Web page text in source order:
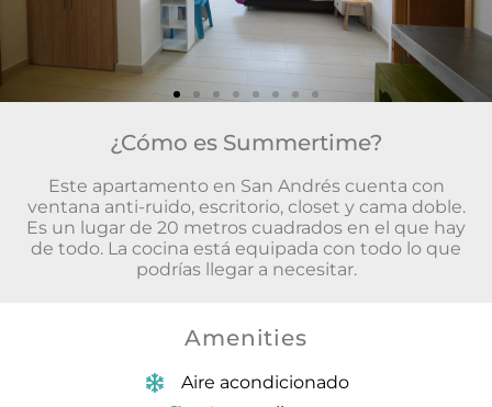
¿Cómo es Summertime?
Este apartamento en San Andrés cuenta con
ventana anti-ruido, escritorio, closet y cama doble.
Es un lugar de 20 metros cuadrados en el que hay
de todo. La cocina está equipada con todo lo que
podrías llegar a necesitar.
Amenities
Aire acondicionado